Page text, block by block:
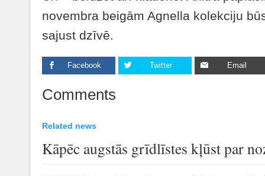
novembra beigām Agnella kolekciju
sajust dzīvē.
Facebook Twitter Email
Comments
Related news
Kāpēc augstās grīdlīstes kļūst par